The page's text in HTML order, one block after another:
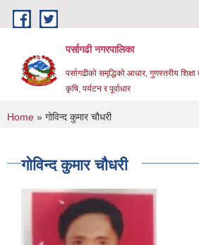
Skip to main content
पर्सागढी नगरपालिका
पर्सागढीको समृद्धिको आधार, गुणस्तरीय
कृषि, पर्यटन र पूर्वाधार
You are here
Home » गोविन्द कुमार चौधरी
गोविन्द कुमार चौधरी